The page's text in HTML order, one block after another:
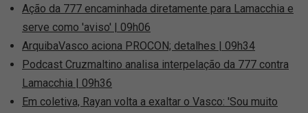
Ação da 777 encaminhada diretamente para Lamacchia e
serve como 'aviso' | 09h06
ArquibaVasco aciona PROCON; detalhes | 09h34
Podcast Cruzmaltino analisa interpelação da 777 contra
Lamacchia | 09h36
Em coletiva, Rayan volta a exaltar o Vasco: 'Sou muito